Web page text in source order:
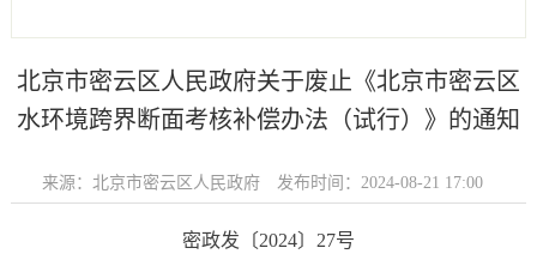
北京市密云区人民政府关于废止《北京市密云区
水环境跨界断面考核补偿办法（试行）》的通知
来源：北京市密云区人民政府 发布时间：2024-08-21 17:00
密政发〔2024〕27号